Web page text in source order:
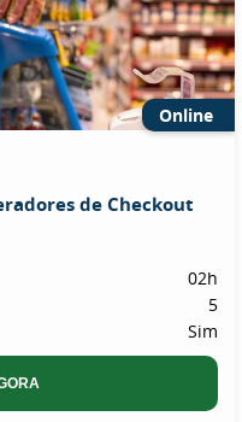
Online
de Checkout
02h
5
Sim